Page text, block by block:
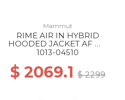
Mammut
RIME AIR IN HYBRID
HOODED JACKET AF MS
0001 BLACK
1013-04510
$ 2069.1$ 2299